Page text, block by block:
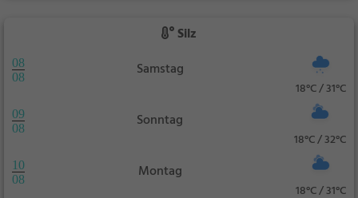
Silz
08
08
Samstag
18°C / 31°C
09
08
Sonntag
18°C / 32°C
10
08
Montag
18°C / 31°C